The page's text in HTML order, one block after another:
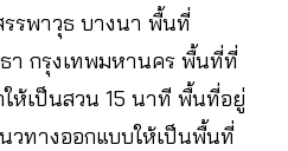
รพาวุธ บางนา พื้นที่
า กรุงเทพมหานคร พื้นที่ที่
ห้เป็นสวน 15 นาที พื้นที่อยู่
วทางออกแบบให้เป็นพื้นที่